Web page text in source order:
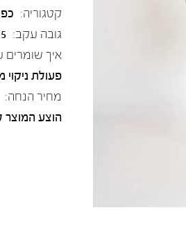
קטגוריה:
גובה עקב: 5 ס"מ
איך שומרים
פעולת
מחיר הנחה:
הוצע המוצר